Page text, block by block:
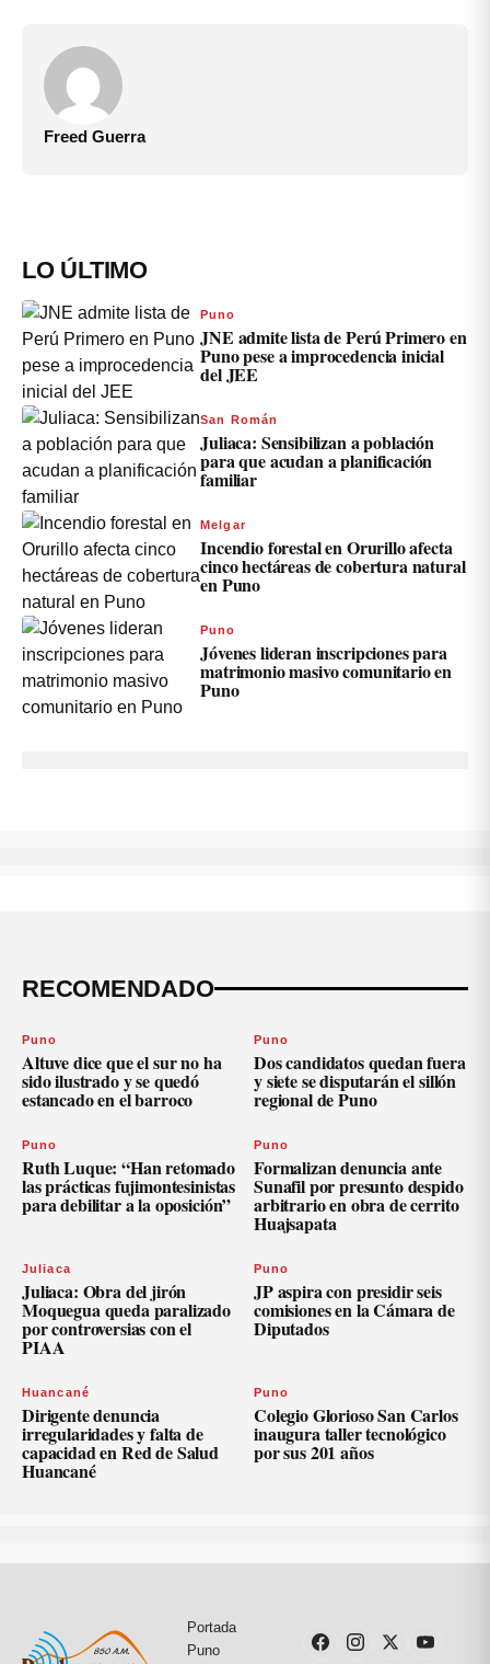
Freed Guerra
LO ÚLTIMO
Puno
JNE admite lista de Perú Primero en
Puno pese a improcedencia inicial
del JEE
San Román
Juliaca: Sensibilizan a población
para que acudan a planificación
familiar
Melgar
Incendio forestal en Orurillo afecta
cinco hectáreas de cobertura natural
en Puno
Puno
Jóvenes lideran inscripciones para
matrimonio masivo comunitario en
Puno
RECOMENDADO
Puno
Altuve dice que el sur no ha
sido ilustrado y se quedó
estancado en el barroco
Puno
Dos candidatos quedan fuera
y siete se disputarán el sillón
regional de Puno
Puno
Ruth Luque: “Han retomado
las prácticas fujimontesinistas
para debilitar a la oposición”
Puno
Formalizan denuncia ante
Sunafil por presunto despido
arbitrario en obra de cerrito
Huajsapata
Juliaca
Juliaca: Obra del jirón
Moquegua queda paralizado
por controversias con el
PIAA
Puno
JP aspira con presidir seis
comisiones en la Cámara de
Diputados
Huancané
Dirigente denuncia
irregularidades y falta de
capacidad en Red de Salud
Huancané
Puno
Colegio Glorioso San Carlos
inaugura taller tecnológico
por sus 201 años
Portada
Puno